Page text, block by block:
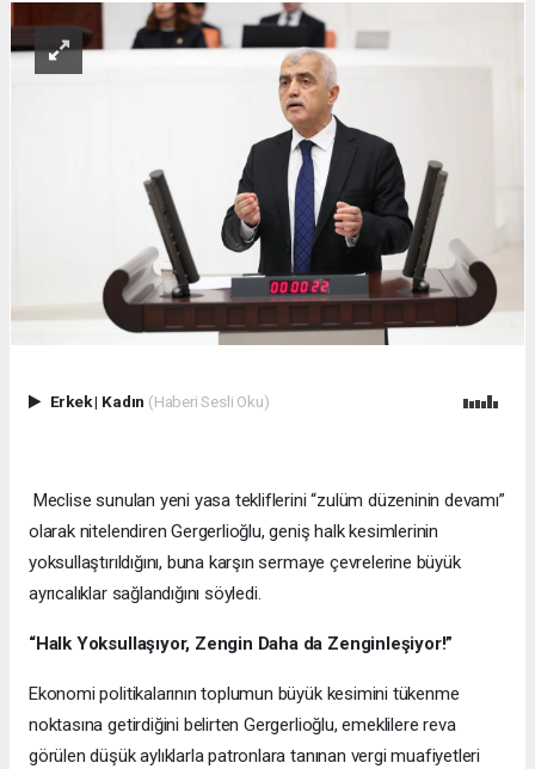
Erkek| Kadın (Haberi Sesli Oku)
Meclise sunulan yeni yasa tekliflerini “zulüm düzeninin devamı”
olarak nitelendiren Gergerlioğlu, geniş halk kesimlerinin
yoksullaştırıldığını, buna karşın sermaye çevrelerine büyük
ayrıcalıklar sağlandığını söyledi.
“Halk Yoksullaşıyor, Zengin Daha da Zenginleşiyor!”
Ekonomi politikalarının toplumun büyük kesimini tükenme
noktasına getirdiğini belirten Gergerlioğlu, emeklilere reva
görülen düşük aylıklarla patronlara tanınan vergi muafiyetleri